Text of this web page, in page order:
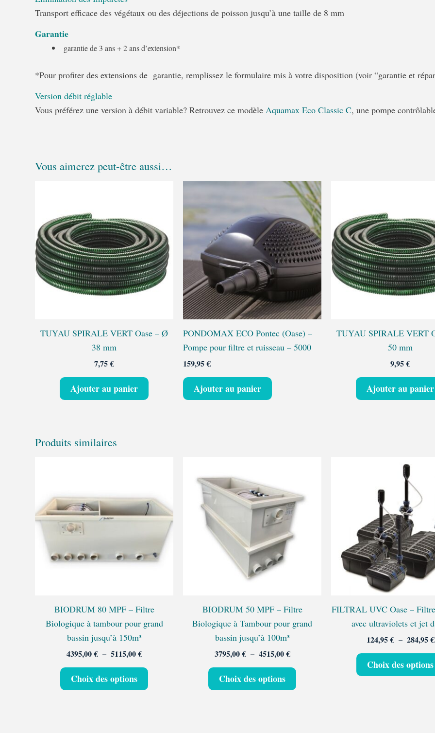
Transport efficace des végétaux ou des déjections de poisson jusqu’à une taille de 8 mm
Garantie
garantie de 3 ans + 2 ans d’extension*
*Pour profiter des extensions de garantie, remplissez le formulaire mis à votre disposition (voir “garantie et
Version débit réglable
Vous préférez une version à débit variable? Retrouvez ce modèle Aquamax Eco Classic C, une pompe
Vous aimerez peut-être aussi…
TUYAU SPIRALE VERT Oase – Ø
38 mm
7,75€
Ajouter au panier
PONDOMAX ECO Pontec (Oase) –
Pompe pour filtre et ruisseau – 5000
159,95€
Ajouter au panier
TUYAU SPIRALE VERT
50 mm
9,95€
Ajouter au panier
Produits similaires
BIODRUM 80 MPF – Filtre
Biologique à tambour pour grand
bassin jusqu’à 150m³
4395,00€ – 5115,00€
à
5115,00 €
Choix des options
plusieurs
variations.
options
peuvent
BIODRUM 50 MPF – Filtre
Biologique à Tambour pour grand
bassin jusqu’à 100m³
3795,00€ – 4515,00€
3795,00 €
à
4515,00 €
Choix des options
a
plusieurs
FILTRAL UVC Oase –
avec ultraviolets et jet
124,95€ – 284,95€
Choix des options